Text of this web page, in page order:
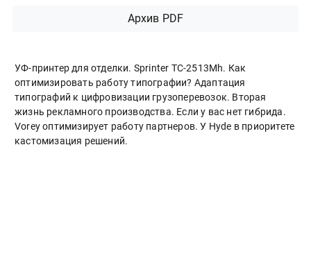
Архив PDF
УФ-принтер для отделки. Sprinter ТС-2513Mh. Как
оптимизировать работу типографии? Адаптация
типографий к цифровизации грузоперевозок. Вторая
жизнь рекламного производства. Если у вас нет гибрида.
Vorey оптимизирует работу партнеров. У Hyde в приоритете
кастомизация решений.